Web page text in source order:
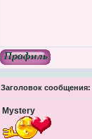
Заголовок сообщения:
Mystery